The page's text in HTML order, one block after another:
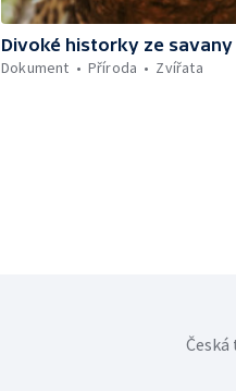
Divoké historky ze savany
Dokument
Příroda Zvířata